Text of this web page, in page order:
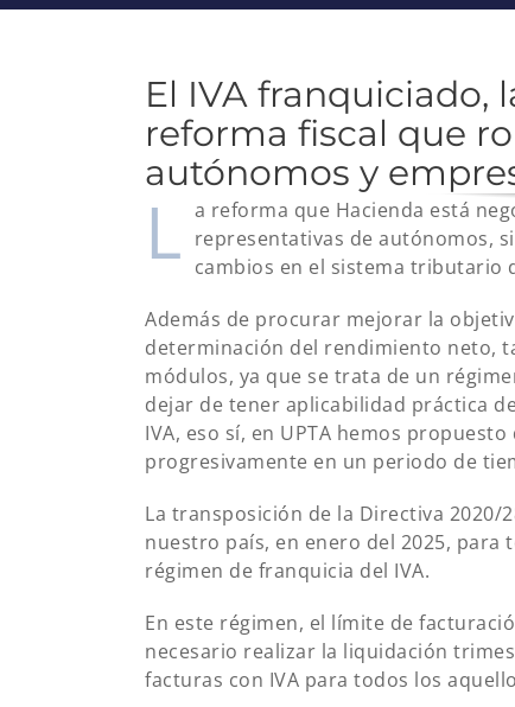
El IVA franquiciado,
reforma fiscal que
autónomos y
L a reforma que Hacienda está
representativas de autónomos,
cambios en el sistema tributario
Además de procurar mejorar la
determinación del rendimiento neto,
módulos, ya que se trata de un
dejar de tener aplicabilidad práctica
IVA, eso sí, en UPTA hemos
progresivamente en un periodo de
La transposición de la Directiva 2020/
nuestro país, en enero del 2025,
régimen de franquicia del IVA.
En este régimen, el límite de
necesario realizar la liquidación
facturas con IVA para todos los